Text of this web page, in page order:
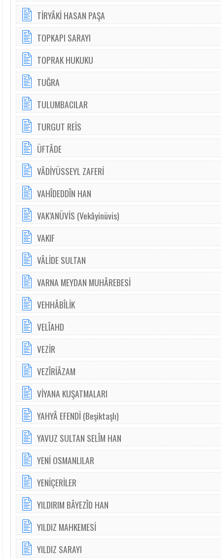
TİRYÂKİ HASAN PAŞA
TOPKAPI SARAYI
TOPRAK HUKUKU
TUĞRA
TULUMBACILAR
TURGUT REİS
ÜFTÂDE
VÂDİYÜSSEYL ZAFERİ
VAHÎDEDDÎN HAN
VAK’ANÜVİS (Vekâyinüvis)
VAKIF
VÂLİDE SULTAN
VARNA MEYDAN MUHÂREBESİ
VEHHÂBÎLİK
VELÎAHD
VEZİR
VEZÎRİÂZAM
VİYANA KUŞATMALARI
YAHYÂ EFENDİ (Beşiktaşlı)
YAVUZ SULTAN SELÎM HAN
YENİ OSMANLILAR
YENİÇERİLER
YILDIRIM BÂYEZÎD HAN
YILDIZ MAHKEMESİ
YILDIZ SARAYI